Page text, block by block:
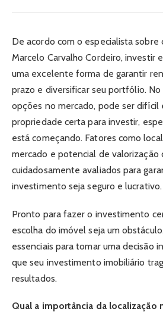
De acordo com o especialista sobre
Marcelo Carvalho Cordeiro, investir
uma excelente forma de garantir
prazo e diversificar seu portfólio.
opções no mercado, pode ser difícil
propriedade certa para investir,
está começando. Fatores como
mercado e potencial de valorização
cuidadosamente avaliados para
investimento seja seguro e lucrativo.
Pronto para fazer o investimento
escolha do imóvel seja um
essenciais para tomar uma decisão
que seu investimento imobiliário
resultados.
Qual a importância da localização